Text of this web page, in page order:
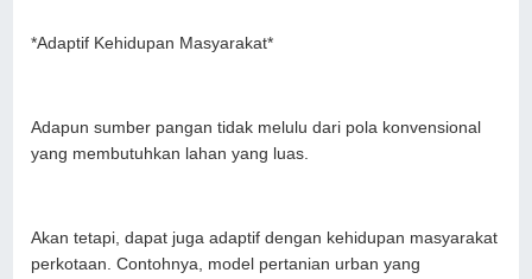
*Adaptif Kehidupan Masyarakat*
Adapun sumber pangan tidak melulu dari pola konvensional
yang membutuhkan lahan yang luas.
Akan tetapi, dapat juga adaptif dengan kehidupan masyarakat
perkotaan. Contohnya, model pertanian urban yang